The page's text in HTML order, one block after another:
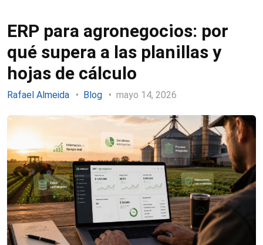
ERP para agronegocios: por
qué supera a las planillas y
hojas de cálculo
Rafael Almeida Blog mayo 14, 2026